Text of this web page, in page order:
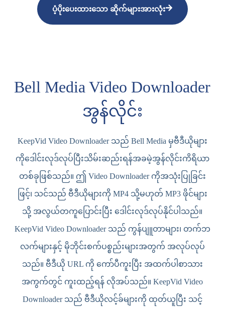
ပံ့ပိုးပေးထားသော ဆိုက်များအားလုံး
Bell Media Video Downloader
အွန်လိုင်း
KeepVid Video Downloader သည် Bell Media မှဗီဒီယိုများ
ကိုဒေါင်းလုဒ်လုပ်ပြီးသိမ်းဆည်းရန်အခမဲ့အွန်လိုင်းကိရိယာ
တစ်ခုဖြစ်သည်။ ဤ Video Downloader ကိုအသုံးပြုခြင်း
ဖြင့်၊ သင်သည် ဗီဒီယိုများကို MP4 သို့မဟုတ် MP3 ဖိုင်များ
သို့ အလွယ်တကူပြောင်းပြီး ဒေါင်းလုဒ်လုပ်နိုင်ပါသည်။
KeepVid Video Downloader သည် ကွန်ပျူတာများ၊ တက်ဘ
လက်များနှင့် မိုဘိုင်းစက်ပစ္စည်းများအတွက် အလုပ်လုပ်
သည်။ ဗီဒီယို URL ကို ကော်ပီကူးပြီး အထက်ပါစာသား
အကွက်တွင် ကူးထည့်ရန် လိုအပ်သည်။ KeepVid Video
Downloader သည် ဗီဒီယိုလင့်ခ်များကို ထုတ်ယူပြီး သင့်